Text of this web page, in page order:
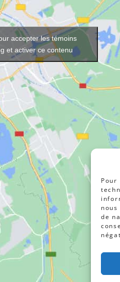
de
accepter les témoins
et activer ce contenu